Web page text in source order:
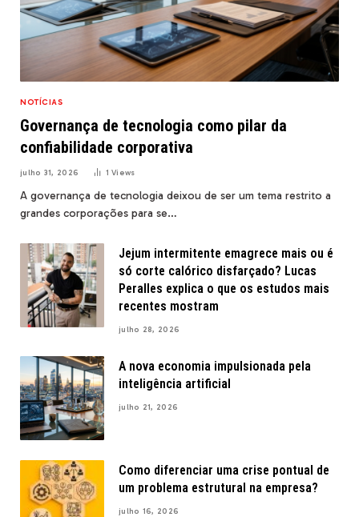
NOTÍCIAS
Governança de tecnologia como pilar da
confiabilidade corporativa
julho 31, 2026 1Views
A governança de tecnologia deixou de ser um tema restrito a
grandes corporações para se…
Jejum intermitente emagrece mais ou é
só corte calórico disfarçado? Lucas
Peralles explica o que os estudos mais
recentes mostram
julho 28, 2026
A nova economia impulsionada pela
inteligência artificial
julho 21, 2026
Como diferenciar uma crise pontual de
um problema estrutural na empresa?
julho 16, 2026